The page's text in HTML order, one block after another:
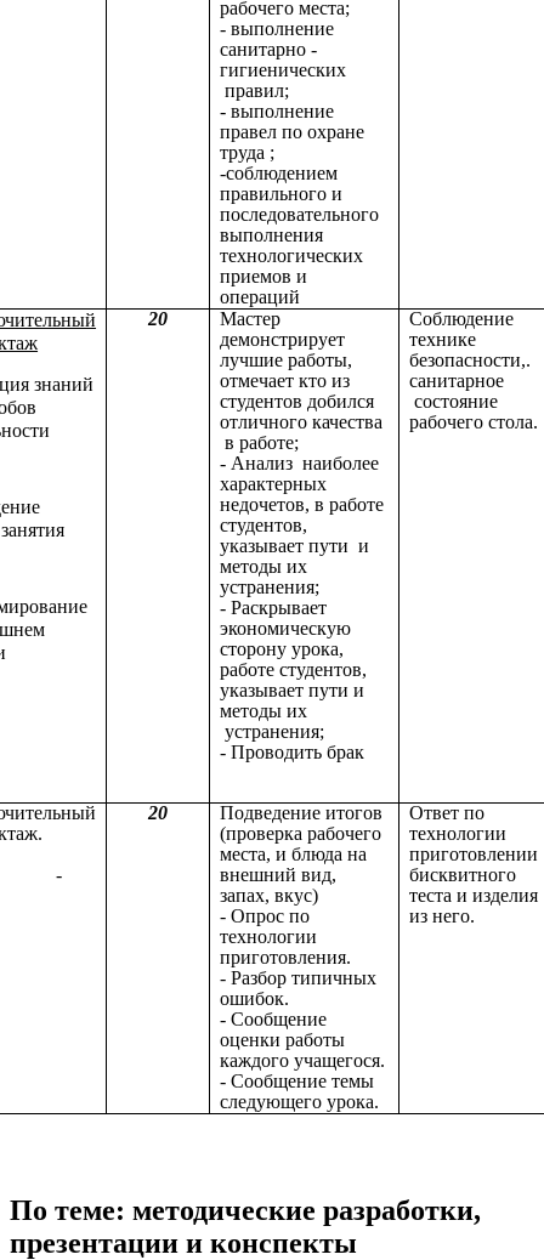
рабочего места;
- выполнение
санитарно -
гигиенических
правил;
- выполнение
правел по охране
труда ;
-соблюдением
правильного и
последовательного
выполнения
технологических
приемов и
операций
знаний
20
Мастер
демонстрирует
лучшие работы,
отмечает кто из
студентов добился
отличного качества
в работе;
- Анализ наиболее
характерных
недочетов, в работе
студентов,
указывает пути и
методы их
устранения;
- Раскрывает
экономическую
сторону урока,
работе студентов,
указывает пути и
методы их
устранения;
- Проводить брак
Соблюдение
технике
безопасности,.
санитарное
состояние
рабочего стола.
20
Подведение итогов
(проверка рабочего
места, и блюда на
внешний вид,
запах, вкус)
- Опрос по
технологии
приготовления.
- Разбор типичных
ошибок.
- Сообщение
оценки работы
каждого учащегося.
- Сообщение темы
следующего урока.
Ответ по
технологии
приготовлении
бисквитного
теста и изделия
из него.
По теме: методические разработки,
презентации и конспекты